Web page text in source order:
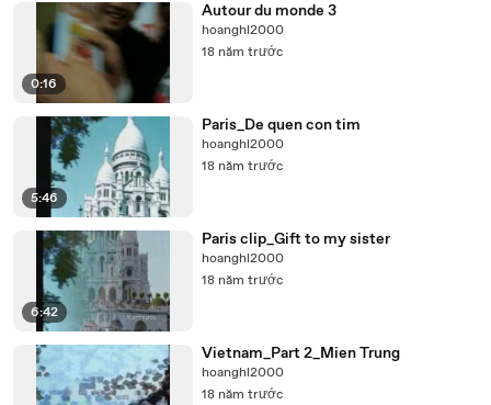
0:16
Autour du monde 3
hoanghl2000
18 năm trước
5:46
Paris_De quen con tim
hoanghl2000
18 năm trước
6:42
Paris clip_Gift to my sister
hoanghl2000
18 năm trước
Vietnam_Part 2_Mien Trung
hoanghl2000
18 năm trước